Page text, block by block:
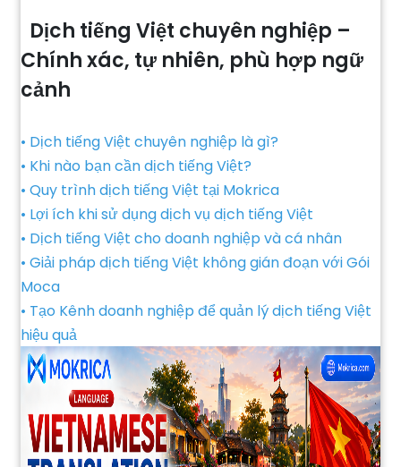
Dịch tiếng Việt chuyên nghiệp –
Chính xác, tự nhiên, phù hợp ngữ
cảnh
• Dịch tiếng Việt chuyên nghiệp là gì?
• Khi nào bạn cần dịch tiếng Việt?
• Quy trình dịch tiếng Việt tại Mokrica
• Lợi ích khi sử dụng dịch vụ dịch tiếng Việt
• Dịch tiếng Việt cho doanh nghiệp và cá nhân
• Giải pháp dịch tiếng Việt không gián đoạn với Gói
Moca
• Tạo Kênh doanh nghiệp để quản lý dịch tiếng Việt
hiệu quả